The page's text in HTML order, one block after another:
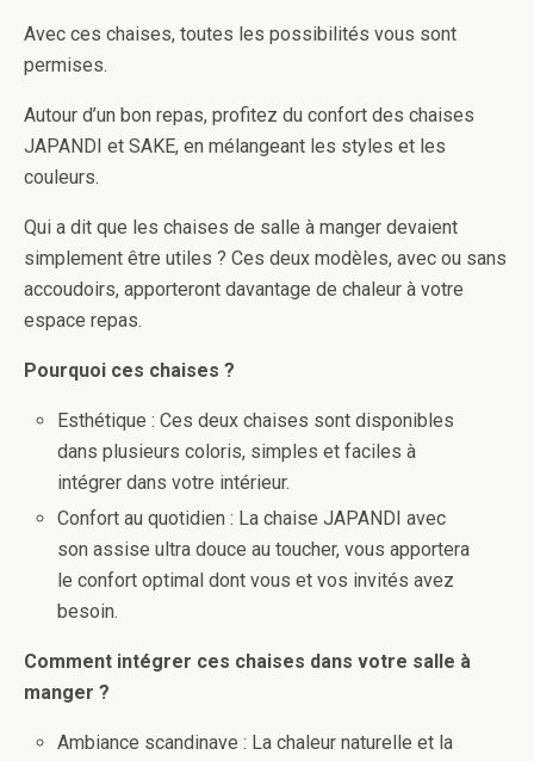
Avec ces chaises, toutes les possibilités vous sont
permises.
Autour d’un bon repas, profitez du confort des chaises
JAPANDI et SAKE, en mélangeant les styles et les
couleurs.
Qui a dit que les chaises de salle à manger devaient
simplement être utiles ? Ces deux modèles, avec ou sans
accoudoirs, apporteront davantage de chaleur à votre
espace repas.
Pourquoi ces chaises ?
Esthétique : Ces deux chaises sont disponibles
dans plusieurs coloris, simples et faciles à
intégrer dans votre intérieur.
Confort au quotidien : La chaise JAPANDI avec
son assise ultra douce au toucher, vous apportera
le confort optimal dont vous et vos invités avez
besoin.
Comment intégrer ces chaises dans votre salle à
manger ?
Ambiance scandinave : La chaleur naturelle et la